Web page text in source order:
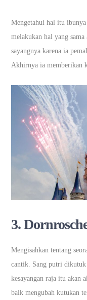
Mengetahui hal itu
melakukan hal yang
sayangnya karena ia
Akhirnya ia memberikan
3.
Mengisahkan tentang
cantik. Sang putri
kesayangan raja itu akan
baik mengubah kutukan